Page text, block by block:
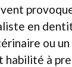
en
ou
habilité à